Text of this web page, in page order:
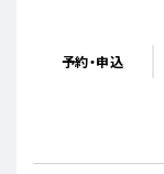
予約・申込